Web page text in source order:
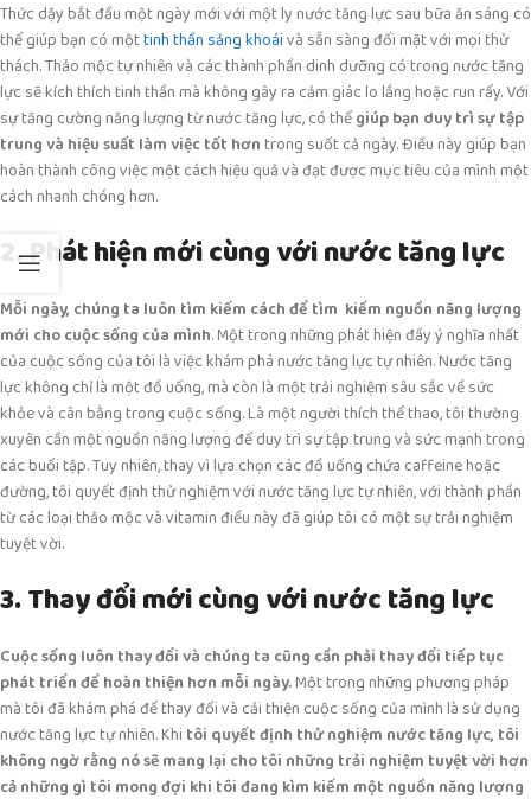
Thức dậy bắt đầu một ngày mới với một ly nước tăng lực sau bữa ăn sáng có
thể giúp bạn có mộttinh thần sảng khoáivà sẵn sàng đối mặt với mọi thử
thách. Thảo mộc tự nhiên và các thành phần dinh dưỡng có trong nước tăng
lực sẽ kích thích tinh thần mà không gây ra cảm giác lo lắng hoặc run rẩy. Với
sự tăng cường năng lượng từ nước tăng lực, có thểgiúp bạn duy trì sự tập
trung và hiệu suất làm việc tốt hơntrong suốt cả ngày. Điều này giúp bạn
hoàn thành công việc một cách hiệu quả và đạt được mục tiêu của mình một
cách nhanh chóng hơn.
2. Phát hiện mới cùng với nước tăng lực
Mỗi ngày, chúng ta luôn tìm kiếm cách để tìm kiếm nguồn năng lượng
mới cho cuộc sống của mình. Một trong những phát hiện đầy ý nghĩa nhất
của cuộc sống của tôi là việc khám phá nước tăng lực tự nhiên. Nước tăng
lực không chỉ là một đồ uống, mà còn là một trải nghiệm sâu sắc về sức
khỏe và cân bằng trong cuộc sống. Là một người thích thể thao, tôi thường
xuyên cần một nguồn năng lượng để duy trì sự tập trung và sức mạnh trong
các buổi tập. Tuy nhiên, thay vì lựa chọn các đồ uống chứa caffeine hoặc
đường, tôi quyết định thử nghiệm với nước tăng lực tự nhiên, với thành phần
từ các loại thảo mộc và vitamin điều này đã giúp tôi có một sự trải nghiệm
tuyệt vời.
3. Thay đổi mới cùng với nước tăng lực
Cuộc sống luôn thay đổi và chúng ta cũng cần phải thay đổi tiếp tục
phát triển để hoàn thiện hơn mỗi ngày.Một trong những phương pháp
mà tôi đã khám phá để thay đổi và cải thiện cuộc sống của mình là sử dụng
nước tăng lực tự nhiên. Khi tôi quyết định thử nghiệm nước tăng lực, tôi
không ngờ rằng nó sẽ mang lại cho tôi những trải nghiệm tuyệt vời hơn
cả những gì tôi mong đợi khi tôi đang kìm kiếm một nguồn năng lượng